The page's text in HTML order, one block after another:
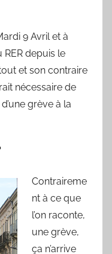
9 Avril et à
depuis le
et son contraire
nécessaire de
grève à la
Contraireme
nt à ce que
l’on raconte,
une grève,
ça n’arrive